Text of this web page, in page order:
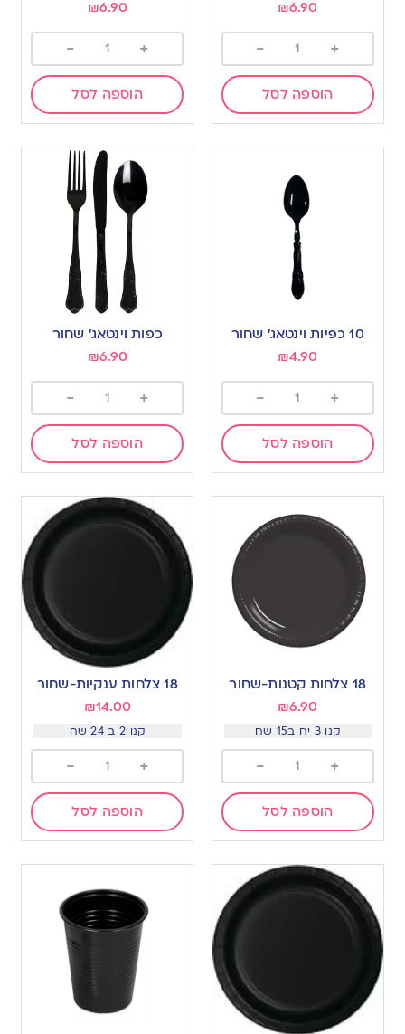
₪6.90
+
-
הוספה לסל
₪6.90
+
-
הוספה לסל
10 כפיות וינטאג’ שחור
₪4.90
+
-
הוספה לסל
כפות וינטאג’ שחור
₪6.90
+
-
הוספה לסל
18 צלחות קטנות-שחור
₪6.90
קנו 3 יח ב15 שח
+
-
הוספה לסל
18 צלחות ענקיות-שחור
₪14.00
קנו 2 ב 24 שח
+
-
הוספה לסל